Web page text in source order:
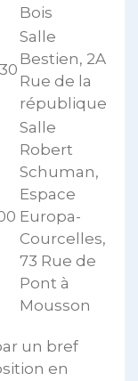
Bois
Salle
Bestien, 2A
Rue de la
république
Salle
Robert
Schuman,
Espace
Europa-
Courcelles,
73 Rue de
Pont à
Mousson
un bref
en